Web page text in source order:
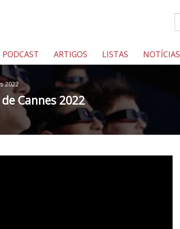
PODCAST ARTIGOS LISTAS NOTÍCIAS
2022
Cannes 2022